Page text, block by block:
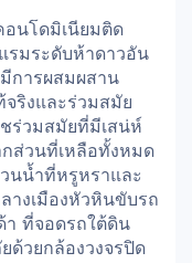
อนโดมิเนียมติด
รมระดับห้าดาวอัน
การผสมผสาน
ริงและร่วมสมัย
ร่วมสมัยที่มีเสน่ห์
ส่วนที่เหลือทั้งหมด
นน้ำที่หรูหราและ
างเมืองหัวหินขับรถ
า ที่จอดรถใต้ดิน
ด้วยกล้องวงจรปิด